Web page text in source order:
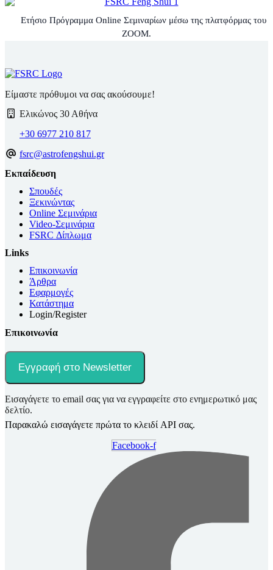
Ετήσιο Πρόγραμμα Online Σεμιναρίων μέσω της πλατφόρμας του
ZOOM.
Είμαστε πρόθυμοι να σας ακούσουμε!
Ελικώνος 30 Αθήνα
+30 6977 210 817
fsrc@astrofengshui.gr
Εκπαίδευση
Σπουδές
Ξεκινώντας
Online Σεμινάρια
Video-Σεμινάρια
FSRC Δίπλωμα
Links
Επικοινωνία
Άρθρα
Εφαρμογές
Κατάστημα
Login/Register
Επικοινωνία
Εγγραφή στο Newsletter
Εισαγάγετε το email σας για να εγγραφείτε στο ενημερωτικό μας
δελτίο.
Παρακαλώ εισαγάγετε πρώτα το κλειδί API σας.
Facebook-f